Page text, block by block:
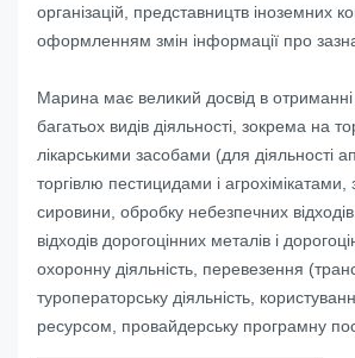
організацій, представництв іноземних
оформленням змін інформації про
Марина має великий досвід в отриманні
багатьох видів діяльності, зокрема на
лікарськими засобами (для діяльності
торгівлю пестицидами і агрохімікатами,
сировини, обробку небезпечних
відходів дорогоцінних металів і
охоронну діяльність, перевезення
туроператорську діяльність,
ресурсом, провайдерську програмну